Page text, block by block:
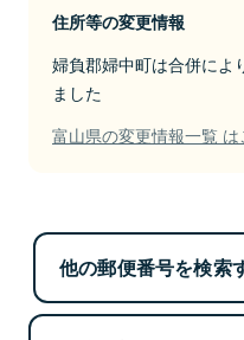
住所等の変更情報
婦負郡婦中町は合併によ
ました
富山県の変更情報一覧 は
他の郵便番号を検索